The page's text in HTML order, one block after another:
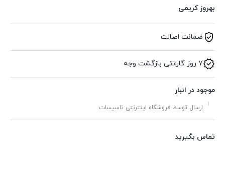
بهروز کریمی
ضمانت اصالت
7 روز گارانتی بازگشت وجه
موجود در انبار
ارسال توسط فروشگاه اینترنتی تاسیسات
تماس بگیرید